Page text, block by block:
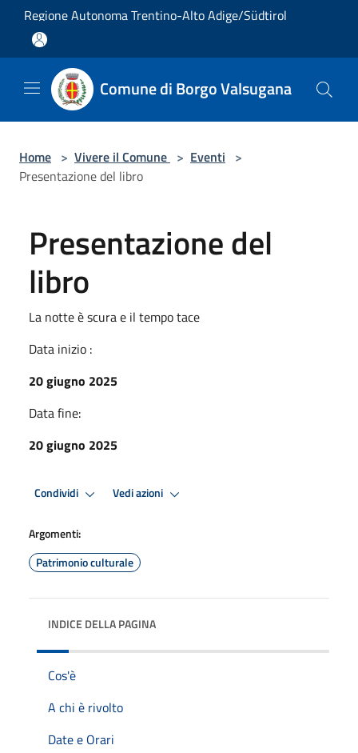
Salta al contenuto principale
Regione Autonoma Trentino-Alto Adige/Südtirol
Comune di Borgo Valsugana
Home > Vivere il Comune > Eventi >
Presentazione del libro
Presentazione del
libro
La notte è scura e il tempo tace
Data inizio :
20 giugno 2025
Data fine:
20 giugno 2025
Condividi Vedi azioni
Argomenti:
Patrimonio culturale
INDICE DELLA PAGINA
Cos'è
A chi è rivolto
Date e Orari